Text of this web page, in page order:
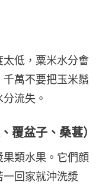
低，粟米水分會
萬不要把玉米鬚
流失。
覆盆子、桑葚）
類水果。它們顔
回家就沖洗漿